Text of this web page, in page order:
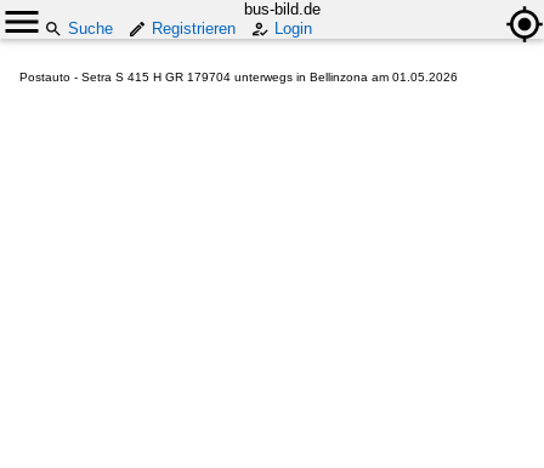
bus-bild.de
Suche
Registrieren Login
Postauto - Setra S 415 H GR 179704 unterwegs in Bellinzona am 01.05.2026